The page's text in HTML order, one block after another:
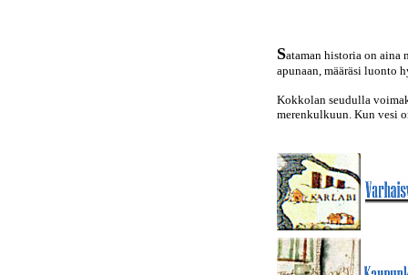
Sataman historia on
apunaan, määräsi luonto
Kokkolan seudulla
merenkulkuun. Kun vesi